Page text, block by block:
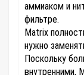
аммиаком и
фильтре.
Matrix
нужно
Поскольку
внутренними,